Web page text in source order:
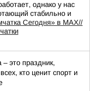
однако у нас
стабильно и
Сегодня» в MAX//
– это праздник,
кто ценит спорт и